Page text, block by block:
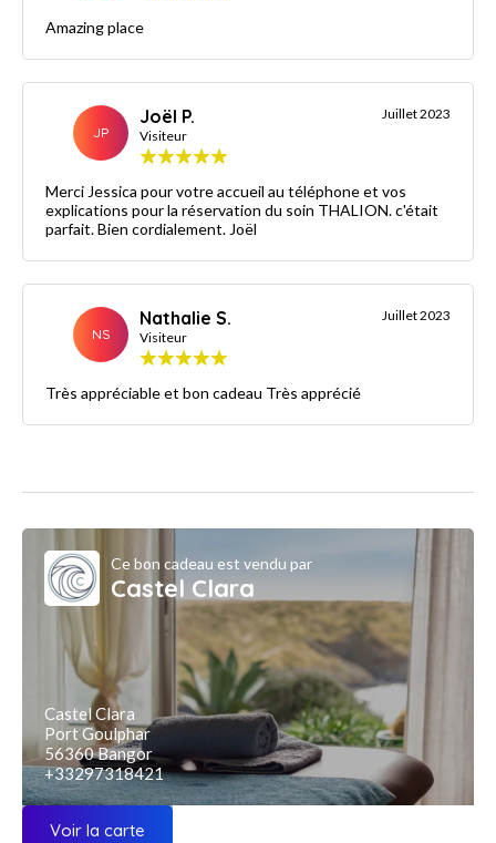
Amazing place
JP
Joël P.
Visiteur
Juillet 2023
Merci Jessica pour votre accueil au téléphone et vos
explications pour la réservation du soin THALION. c'était
parfait. Bien cordialement. Joël
NS
Nathalie S.
Visiteur
Juillet 2023
Très appréciable et bon cadeau Très apprécié
Ce bon cadeau est vendu par
Castel Clara
Castel Clara
Port Goulphar
56360 Bangor
+33297318421
Voir la carte